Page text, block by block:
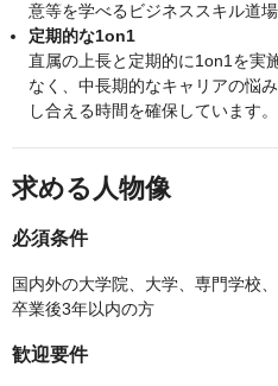
意等を学べるビジネススキル道
定期的な1on1
直属の上長と定期的に1on1を実
なく、中長期的なキャリアの悩
し合える時間を確保しています。
求める人物像
必須条件
国内外の大学院、大学、専門学校
卒業後3年以内の方
歓迎要件